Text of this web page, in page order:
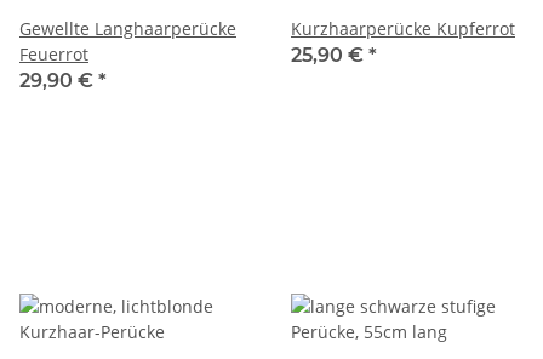
Gewellte Langhaarperücke
Feuerrot
29,90 € *
Kurzhaarperücke Kupferrot
25,90 € *